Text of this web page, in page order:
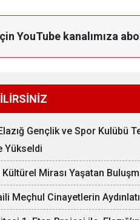
YouTube kanalımıza
Gençlik ve Spor Kulübü
Yükseldi
Mirası Yaşatan
Meçhul Cinayetlerin